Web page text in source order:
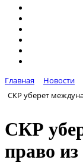
Главная
Новости
СКР уберет
СКР
право